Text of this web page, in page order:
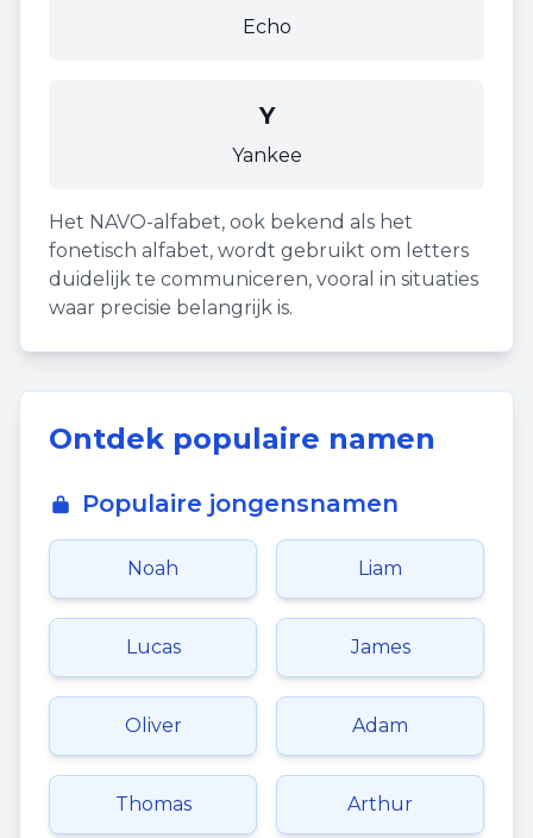
Echo
Y
Yankee
Het NAVO-alfabet, ook bekend als het
fonetisch alfabet, wordt gebruikt om letters
duidelijk te communiceren, vooral in situaties
waar precisie belangrijk is.
Ontdek populaire namen
Populaire jongensnamen
Noah Liam
Lucas James
Oliver Adam
Thomas Arthur